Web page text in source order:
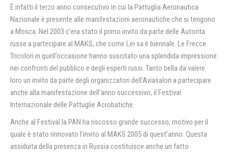
È infatti il terzo anno consecutivo in cui la Pattuglia Aeronautica
Nazionale è presente alle manifestazioni aeronautiche che si tengono
a Mosca. Nel 2003 c’era stato il primo invito da parte delle Autoritа
russe a partecipare al MAKS, che come Lei sa è biennale. Le Frecce
Tricolori in quell’occasione hanno suscitato una splendida impressione
nei confronti del pubblico e degli esperti russi. Tanto bella da valere
loro un invito da parte degli organizzatori dell’Aviasalon a partecipare
anche alla manifestazione dell’anno successivo, il Festival
Internazionale delle Pattuglie Acrobatiche.
Anche al Festival la PAN ha riscosso grande successo; motivo per il
quale è stato rinnovato l’invito al MAKS 2005 di quest’anno. Questa
assiduitа della presenza in Russia costituisce anche un fatto